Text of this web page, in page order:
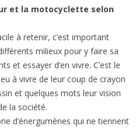
et la motocyclette selon
à retenir, c’est important
milieux pour y faire sa
et essayer d’en vivre. C’est le
à vivre de leur coup de crayon
et quelques mots leur vision
la société.
d’énergumènes qui ne tiennent